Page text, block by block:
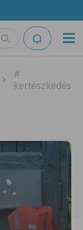
#
kertészkedés